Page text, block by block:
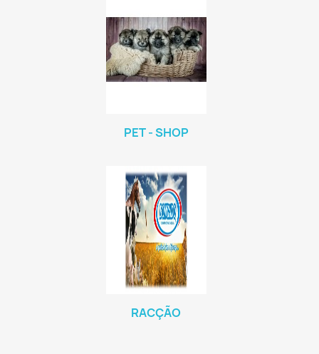
PET - SHOP
RACÇÃO